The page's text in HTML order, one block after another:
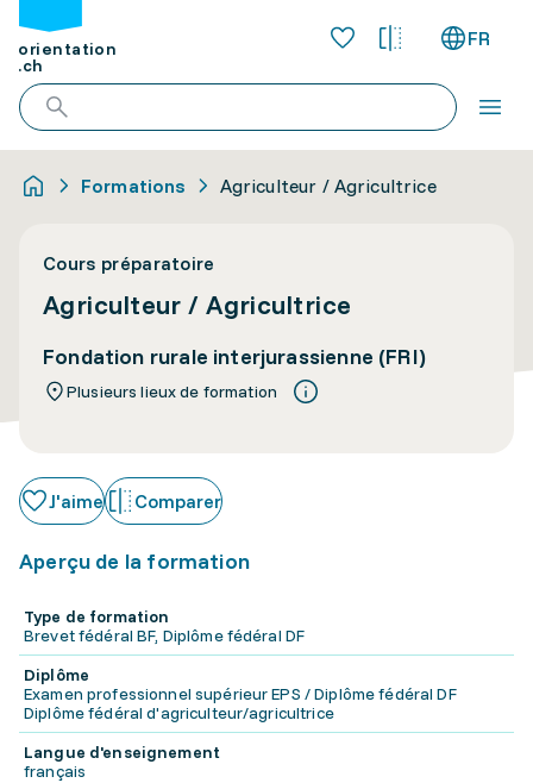
orientation
.ch
FR
Formations Agriculteur / Agricultrice
Cours préparatoire
Agriculteur / Agricultrice
Fondation rurale interjurassienne (FRI)
Plusieurs lieux de formation
J'aime Comparer
Aperçu de la formation
Type de formation
Brevet fédéral BF, Diplôme fédéral DF
Diplôme
Examen professionnel supérieur EPS / Diplôme fédéral DF
Diplôme fédéral d'agriculteur/agricultrice
Langue d'enseignement
français